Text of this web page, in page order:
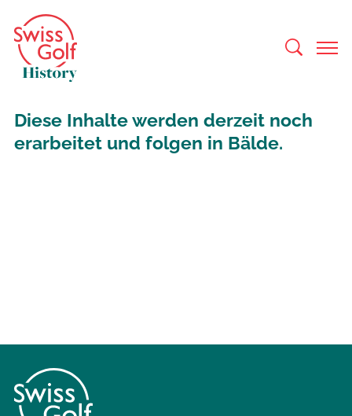
Diese Inhalte werden derzeit noch
erarbeitet und folgen in Bälde.